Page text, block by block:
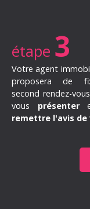
étape 3
Votre agent
proposera de
second rendez-
vous présenter
remettre l'avis de